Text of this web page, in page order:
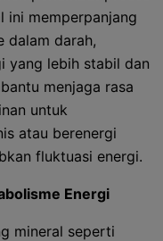
ini memperpanjang
dalam darah,
yang lebih stabil dan
menjaga rasa
untuk
atau berenergi
fluktuasi energi.
Energi
mineral seperti